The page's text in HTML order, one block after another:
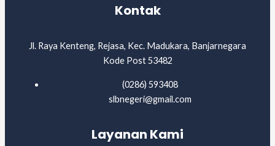
Kontak
Jl. Raya Kenteng, Rejasa, Kec. Madukara, Banjarnegara
Kode Post 53482
(0286) 593408
slbnegeri@gmail.com
Layanan Kami